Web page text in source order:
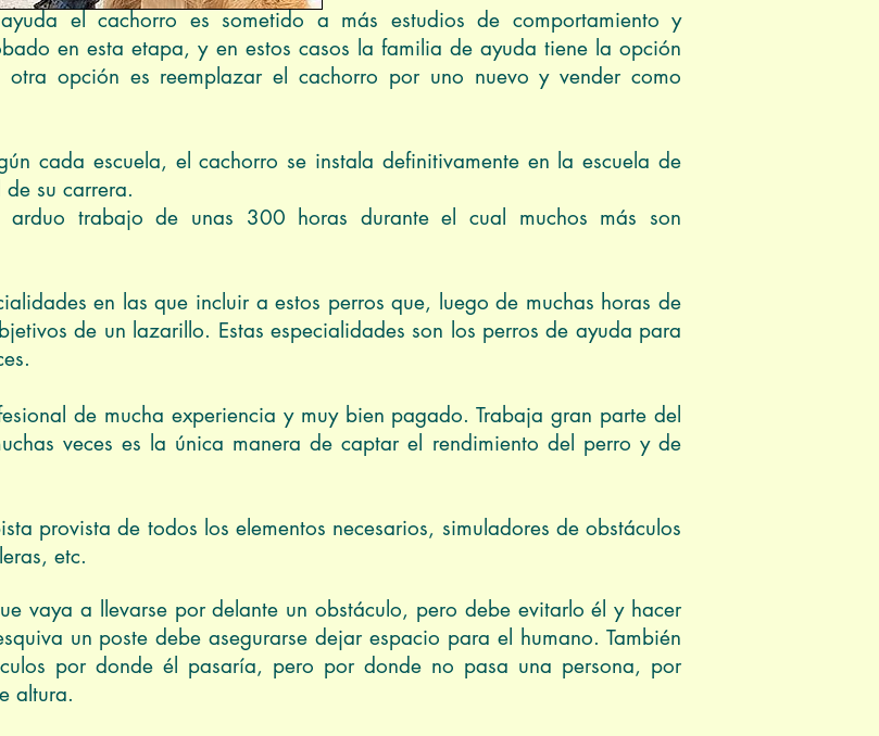
el cachorro es sometido a más estudios de comportamiento y
en esta etapa, y en estos casos la familia de ayuda tiene la opción
opción es reemplazar el cachorro por uno nuevo y vender como
cada escuela, el cachorro se instala definitivamente en la escuela de
su carrera.
trabajo de unas 300 horas durante el cual muchos más son
en las que incluir a estos perros que, luego de muchas horas de
de un lazarillo. Estas especialidades son los perros de ayuda para
de mucha experiencia y muy bien pagado. Trabaja gran parte del
veces es la única manera de captar el rendimiento del perro y de
provista de todos los elementos necesarios, simuladores de obstáculos
etc.
vaya a llevarse por delante un obstáculo, pero debe evitarlo él y hacer
un poste debe asegurarse dejar espacio para el humano. También
por donde él pasaría, pero por donde no pasa una persona, por
altura.